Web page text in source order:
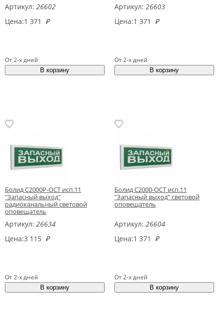
Артикул: 26602
Цена:1 371 ₽
От 2-х дней
Артикул: 26603
Цена:1 371 ₽
От 2-х дней
Болид С2000Р-ОСТ исп.11
"Запасный выход"
радиоканальный световой
оповещатель
Артикул: 26634
Цена:3 115 ₽
От 2-х дней
Болид С2000-ОСТ исп.11
"Запасный выход" световой
оповещатель
Артикул: 26604
Цена:1 371 ₽
От 2-х дней